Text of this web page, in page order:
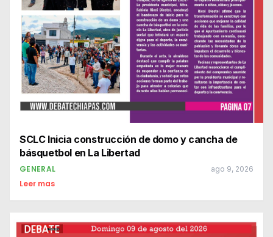
SCLC Inicia construcción de domo y cancha de
básquetbol en La Libertad
GENERAL ago 9, 2026
Leer mas